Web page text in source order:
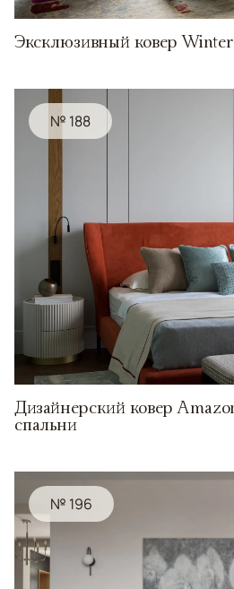
Эксклюзивный ковер
№ 188
Дизайнерский ковер
спальни
№ 196